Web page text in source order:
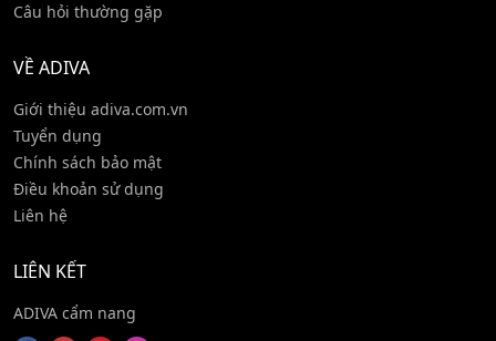
Câu hỏi thường gặp
VỀ ADIVA
Giới thiệu adiva.com.vn
Tuyển dụng
Chính sách bảo mật
Điều khoản sử dụng
Liên hệ
LIÊN KẾT
ADIVA cẩm nang